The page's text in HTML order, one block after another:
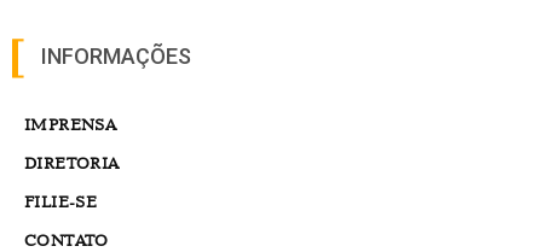
INFORMAÇÕES
IMPRENSA
DIRETORIA
FILIE-SE
CONTATO